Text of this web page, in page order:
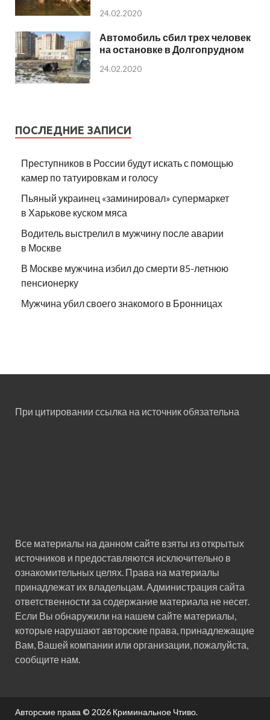
24.02.2020
Автомобиль сбил трех человек
на остановке в Долгопрудном
24.02.2020
ПОСЛЕДНИЕ ЗАПИСИ
Преступников в России будут искать с помощью
камер по татуировкам и голосу
Пьяный украинец «заминировал» супермаркет
в Харькове куском мяса
Водитель выстрелил в мужчину после аварии
в Москве
В Москве мужчина избил до смерти 85-летнюю
пенсионерку
Мужчина убил своего знакомого в Бронницах
При цитировании ссылка на источник обязательна
Все материалы на данном сайте взяты из открытых
источников и предоставляются исключительно в
ознакомительных целях. Права на материалы
принадлежат их владельцам. Администрация сайта
ответственности за содержание материала не несет.
Если Вы обнаружили на нашем сайте материалы,
которые нарушают авторские права, принадлежащие
Вам, Вашей компании или организации, пожалуйста,
сообщите нам.
Авторские права © 2026 Криминальное Чтиво.